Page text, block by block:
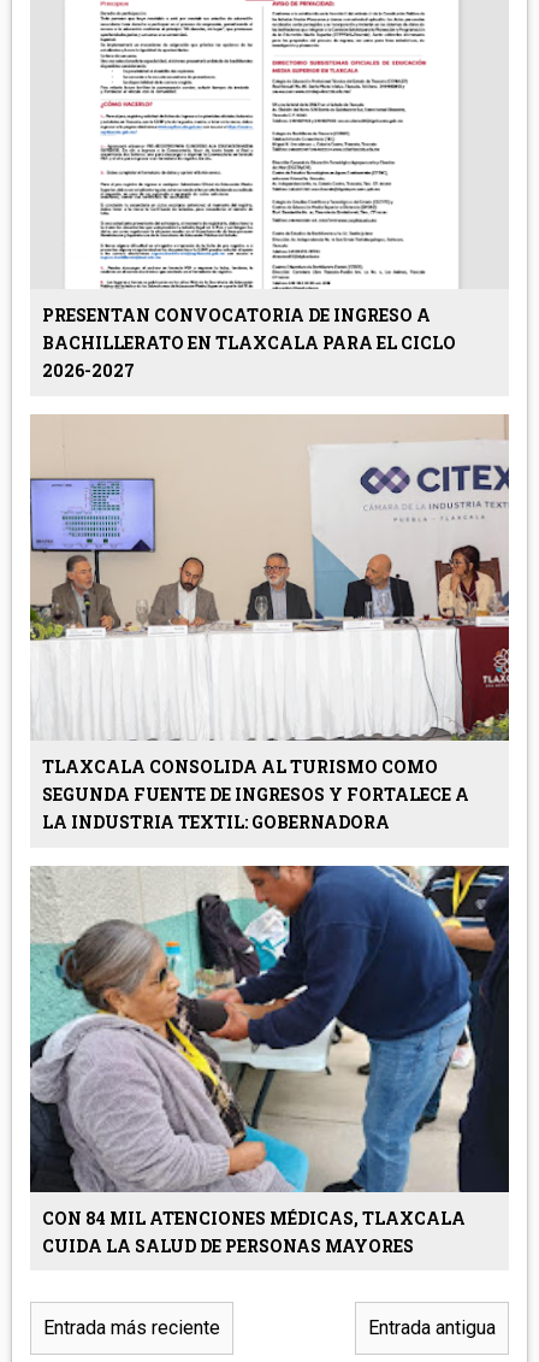
PRESENTAN CONVOCATORIA DE INGRESO A
BACHILLERATO EN TLAXCALA PARA EL CICLO
2026-2027
TLAXCALA CONSOLIDA AL TURISMO COMO
SEGUNDA FUENTE DE INGRESOS Y FORTALECE A
LA INDUSTRIA TEXTIL: GOBERNADORA
CON 84 MIL ATENCIONES MÉDICAS, TLAXCALA
CUIDA LA SALUD DE PERSONAS MAYORES
Entrada más reciente Entrada antigua